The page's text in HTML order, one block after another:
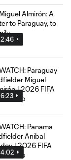
2:46
6:23
4:02